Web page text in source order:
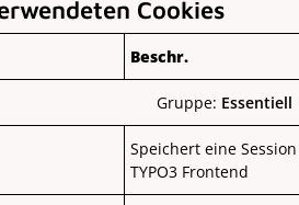
Cookies
Beschr.
Gruppe: Essentiell
Speichert eine
TYPO3 Frontend